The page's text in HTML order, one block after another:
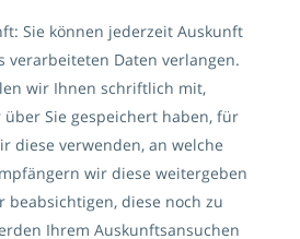
Sie können jederzeit Auskunft
verarbeiteten Daten verlangen.
wir Ihnen schriftlich mit,
Sie gespeichert haben, für
diese verwenden, an welche
wir diese weitergeben
beabsichtigen, diese noch zu
Ihrem Auskunftsansuchen